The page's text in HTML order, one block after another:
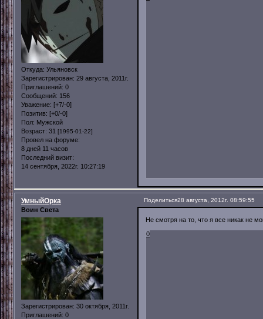
Откуда: Ульяновск
Зарегистрирован: 29 августа, 2011г.
Приглашений: 0
Сообщений: 156
Уважение: [+7/-0]
Позитив: [+0/-0]
Пол: Мужской
Возраст: 31 [1995-01-22]
Провел на форуме:
8 дней 11 часов
Последний визит:
14 сентября, 2022г. 10:27:19
Поделиться28 августа, 2012г. 08:59:55
УмныйОрка
Воин Света
Зарегистрирован: 30 октября, 2011г.
Приглашений: 0
Не смотря на то, что я все никак не
0